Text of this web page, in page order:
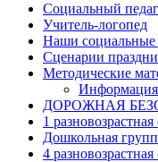
Социальный
Учитель-логопед
Наши социальные
Сценарии
Методические
Информация
ДОРОЖНАЯ
1 разновозрастная
Дошкольная
4 разновозрастная